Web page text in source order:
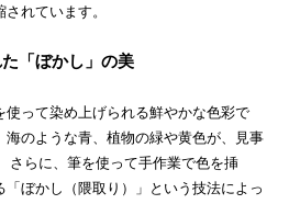
れています。
「ぼかし」の美
使って染め上げられる鮮やかな色彩で
海のような青、植物の緑や黄色が、見事
さらに、筆を使って手作業で色を挿
「ぼかし（隈取り）」という技法によっ